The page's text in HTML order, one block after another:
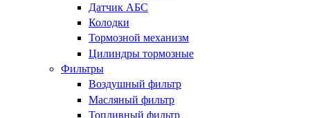
Датчик АБС
Колодки
Тормозной механизм
Цилиндры тормозные
Фильтры
Воздушный фильтр
Масляный фильтр
Топливный фильтр